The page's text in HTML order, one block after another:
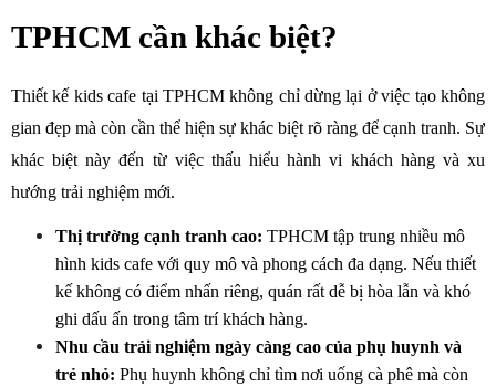
TPHCM cần khác biệt?
Thiết kế kids cafe tại TPHCM không chỉ dừng lại ở việc tạo không
gian đẹp mà còn cần thể hiện sự khác biệt rõ ràng để cạnh tranh. Sự
khác biệt này đến từ việc thấu hiểu hành vi khách hàng và xu
hướng trải nghiệm mới.
Thị trường cạnh tranh cao: TPHCM tập trung nhiều mô
hình kids cafe với quy mô và phong cách đa dạng. Nếu thiết
kế không có điểm nhấn riêng, quán rất dễ bị hòa lẫn và khó
ghi dấu ấn trong tâm trí khách hàng.
Nhu cầu trải nghiệm ngày càng cao của phụ huynh và
trẻ nhỏ: Phụ huynh không chỉ tìm nơi uống cà phê mà còn